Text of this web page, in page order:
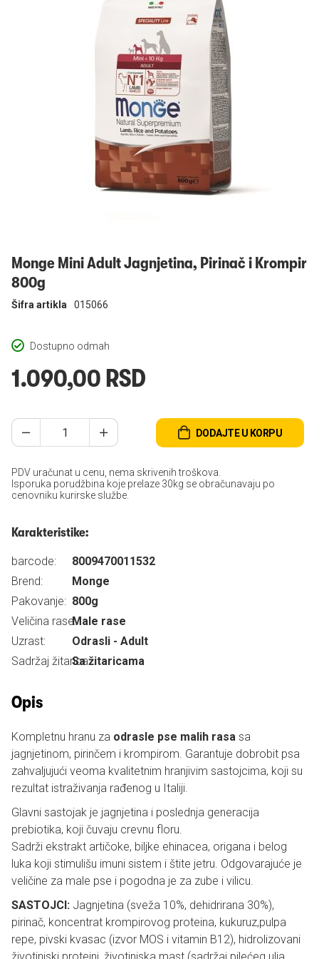
Monge Mini Adult Jagnjetina, Pirinač i Krompir
800g
Dostupno odmah
Šifra artikla 015066
1.090,00 RSD
DODAJTE U KORPU
PDV uračunat u cenu, nema skrivenih troškova.
Isporuka porudžbina koje prelaze 30kg se obračunavaju po
cenovniku kurirske službe.
Karakteristike:
barcode:
8009470011532
Brend:
Monge
Pakovanje: 800g
Veličina rase:Male rase
Uzrast:
Odrasli - Adult
Sadržaj žitarica:Sa žitaricama
Opis
Kompletnu hranu za odrasle pse malih rasa sa
jagnjetinom, pirinčem i krompirom. Garantuje dobrobit psa
zahvaljujući veoma kvalitetnim hranjivim sastojcima, koji su
rezultat istraživanja rađenog u Italiji.
Glavni sastojak je jagnjetina i poslednja generacija
prebiotika, koji čuvaju crevnu floru.
Sadrži ekstrakt artičoke, biljke ehinacea, origana i belog
luka koji stimulišu imuni sistem i štite jetru. Odgovarajuće je
veličine za male pse i pogodna je za zube i vilicu.
SASTOJCI: Jagnjetina (sveža 10%, dehidrirana 30%),
pirinač, koncentrat krompirovog proteina, kukuruz,pulpa
repe, pivski kvasac (izvor MOS i vitamin B12), hidrolizovani